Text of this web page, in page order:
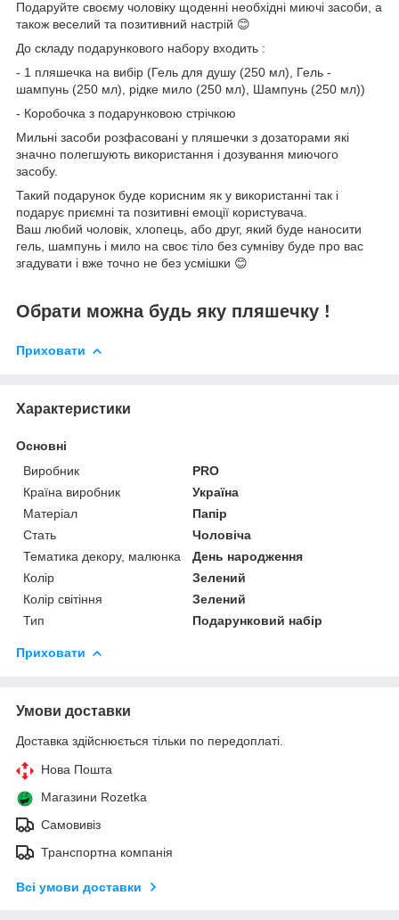
Подаруйте своєму чоловіку щоденні необхідні миючі засоби, а
також веселий та позитивний настрій 😊
До складу подарункового набору входить :
- 1 пляшечка на вибір (Гель для душу (250 мл), Гель -
шампунь (250 мл), рідке мило (250 мл), Шампунь (250 мл))
- Коробочка з подарунковою стрічкою
Мильні засоби розфасовані у пляшечки з дозаторами які
значно полегшують використання і дозування миючого
засобу.
Такий подарунок буде корисним як у використанні так і
подарує приємні та позитивні емоції користувача.
Ваш любий чоловік, хлопець, або друг, який буде наносити
гель, шампунь і мило на своє тіло без сумніву буде про вас
згадувати і вже точно не без усмішки 😊
Обрати можна будь яку пляшечку !
Приховати
Характеристики
Основні
Виробник
PRO
Країна виробник
Україна
Матеріал
Папір
Стать
Чоловіча
Тематика декору, малюнка
День народження
Колір
Зелений
Колір світіння
Зелений
Тип
Подарунковий набір
Приховати
Умови доставки
Доставка здійснюється тільки по передоплаті.
Нова Пошта
Магазини Rozetka
Самовивіз
Транспортна компанія
Всі умови доставки